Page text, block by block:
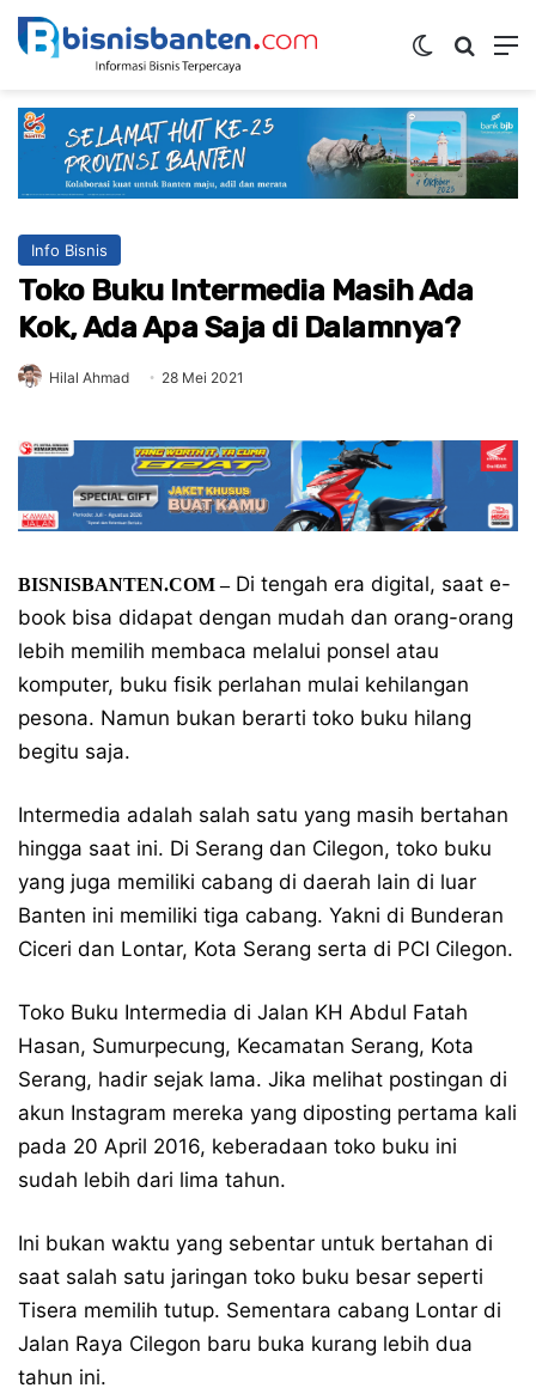
Switch skin
Info Bisnis
Toko Buku Intermedia Masih Ada
Kok, Ada Apa Saja di Dalamnya?
Hilal Ahmad 28 Mei 2021
BISNISBANTEN.COM –Di tengah era digital, saat e-
book bisa didapat dengan mudah dan orang-orang
lebih memilih membaca melalui ponsel atau
komputer, buku fisik perlahan mulai kehilangan
pesona. Namun bukan berarti toko buku hilang
begitu saja.
Intermedia adalah salah satu yang masih bertahan
hingga saat ini. Di Serang dan Cilegon, toko buku
yang juga memiliki cabang di daerah lain di luar
Banten ini memiliki tiga cabang. Yakni di Bunderan
Ciceri dan Lontar, Kota Serang serta di PCI Cilegon.
Toko Buku Intermedia di Jalan KH Abdul Fatah
Hasan, Sumurpecung, Kecamatan Serang, Kota
Serang, hadir sejak lama. Jika melihat postingan di
akun Instagram mereka yang diposting pertama kali
pada 20 April 2016, keberadaan toko buku ini
sudah lebih dari lima tahun.
Ini bukan waktu yang sebentar untuk bertahan di
saat salah satu jaringan toko buku besar seperti
Tisera memilih tutup. Sementara cabang Lontar di
Jalan Raya Cilegon baru buka kurang lebih dua
tahun ini.